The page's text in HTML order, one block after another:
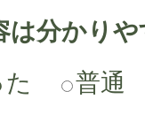
は分かり
普通